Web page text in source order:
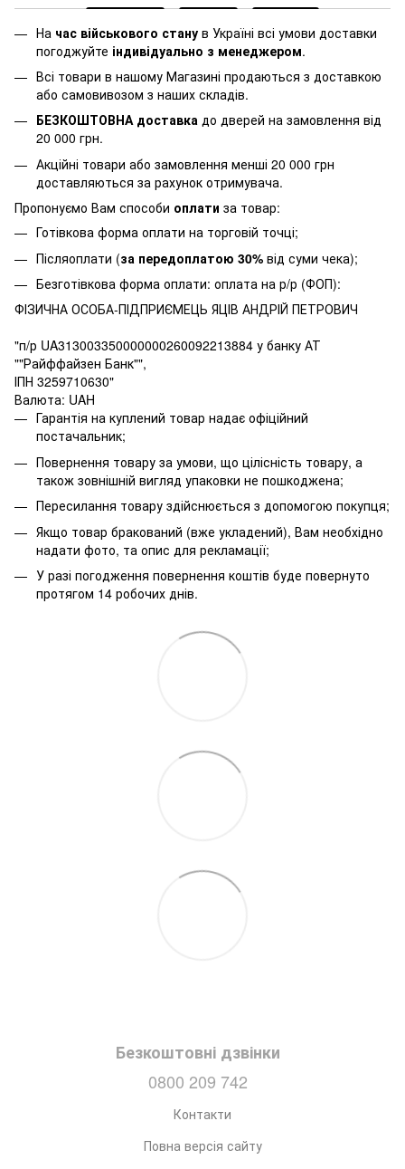
На час військового стану в Україні всі умови доставки
погоджуйте індивідуально з менеджером.
Всі товари в нашому Магазині продаються з доставкою
або самовивозом з наших складів.
БЕЗКОШТОВНА доставка до дверей на замовлення від
20 000 грн.
Акційні товари або замовлення менші 20 000 грн
доставляються за рахунок отримувача.
Пропонуємо Вам способи оплати за товар:
Готівкова форма оплати на торговій точці;
Післяоплати (за передоплатою 30% від суми чека);
Безготівкова форма оплати: оплата на р/р (ФОП):
ФІЗИЧНА ОСОБА-ПІДПРИЄМЕЦЬ ЯЦІВ АНДРІЙ ПЕТРОВИЧ
"п/р UA313003350000000260092213884 у банку АТ
""Райффайзен Банк"",
ІПН 3259710630"
Валюта: UAH
Гарантія на куплений товар надає офіційний
постачальник;
Повернення товару за умови, що цілісність товару, а
також зовнішній вигляд упаковки не пошкоджена;
Пересилання товару здійснюється з допомогою покупця;
Якщо товар бракований (вже укладений), Вам необхідно
надати фото, та опис для рекламації;
У разі погодження повернення коштів буде повернуто
протягом 14 робочих днів.
Безкоштовні дзвінки
0800 209 742
Контакти
Повна версія сайту